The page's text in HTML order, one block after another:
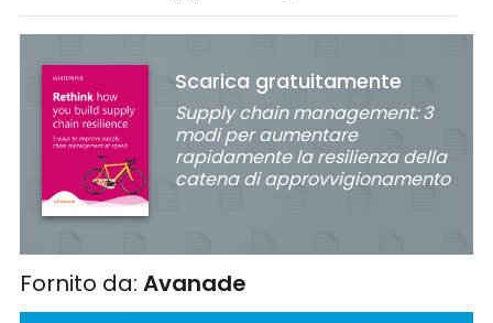
Scarica gratuitamente
Supply chain management: 3
modi per aumentare
rapidamente la resilienza della
catena di approvvigionamento
Fornito da:Avanade